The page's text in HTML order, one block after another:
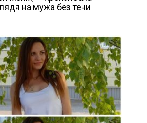
на мужа без тени